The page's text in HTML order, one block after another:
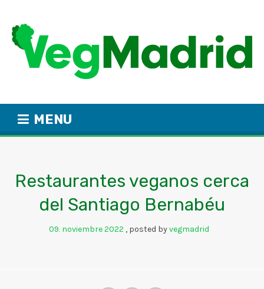
MENU
Restaurantes veganos cerca
del Santiago Bernabéu
09. noviembre2022 posted byvegmadrid